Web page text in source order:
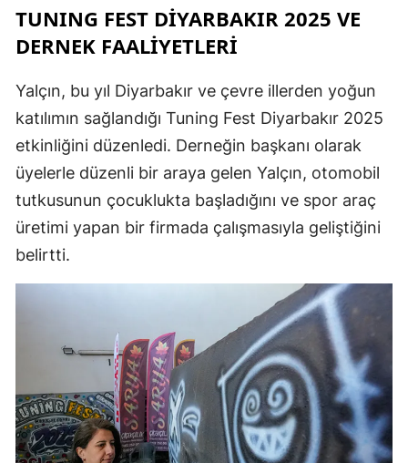
TUNING FEST DİYARBAKIR 2025 VE
DERNEK FAALİYETLERİ
Yalçın, bu yıl Diyarbakır ve çevre illerden yoğun
katılımın sağlandığı Tuning Fest Diyarbakır 2025
etkinliğini düzenledi. Derneğin başkanı olarak
üyelerle düzenli bir araya gelen Yalçın, otomobil
tutkusunun çocuklukta başladığını ve spor araç
üretimi yapan bir firmada çalışmasıyla geliştiğini
belirtti.